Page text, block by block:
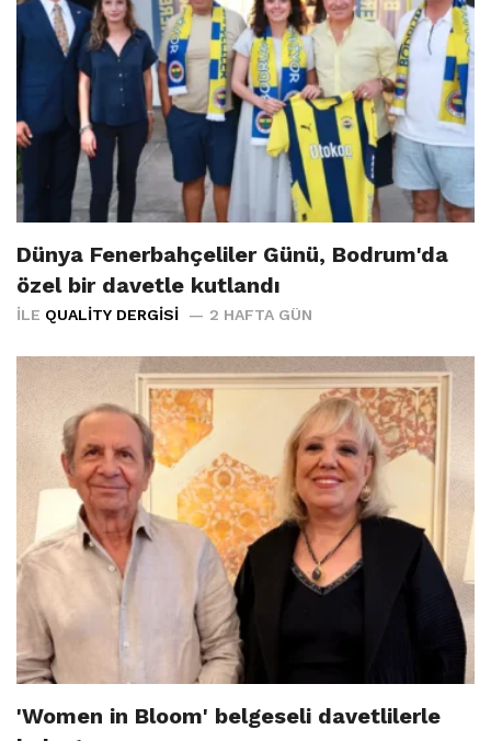
Dünya Fenerbahçeliler Günü, Bodrum'da
özel bir davetle kutlandı
İLE QUALITY DERGISI 2 HAFTA GÜN
'Women in Bloom' belgeseli davetlilerle